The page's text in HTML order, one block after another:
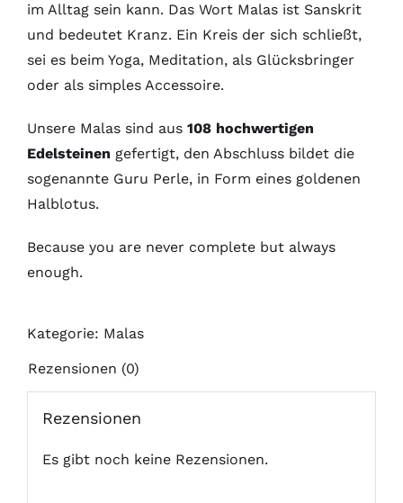
im Alltag sein kann. Das Wort Malas ist Sanskrit
und bedeutet Kranz. Ein Kreis der sich schließt,
sei es beim Yoga, Meditation, als Glücksbringer
oder als simples Accessoire.
Unsere Malas sind aus 108 hochwertigen
Edelsteinen gefertigt, den Abschluss bildet die
sogenannte Guru Perle, in Form eines goldenen
Halblotus.
Because you are never complete but always
enough.
Kategorie: Malas
Rezensionen (0)
Rezensionen
Es gibt noch keine Rezensionen.